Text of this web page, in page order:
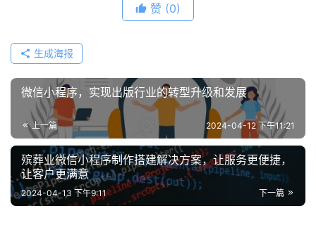
赞 (0)
生成海报
微信小程序，实现出版行业的转型升级和发展
上一篇 2024-04-12 下午11:21
殡葬业微信小程序制作搭建解决方案，让服务更便捷，
让客户更满意
下一篇
2024-04-13 下午9:11